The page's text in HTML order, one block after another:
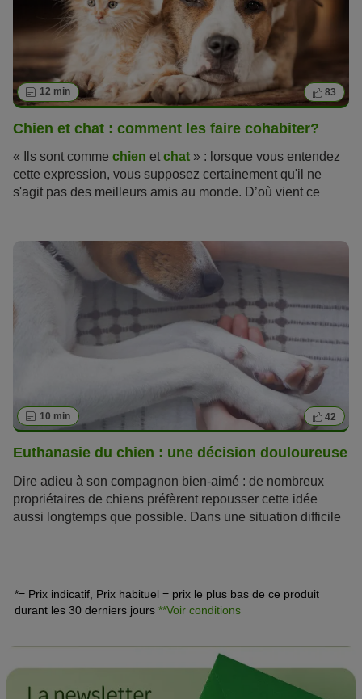
montrer à quel point ils nous aiment, et il est plus facile
que vous ne le pensez de reconnaître ces signes. La
capacité de comprendre le langage de nos chiens bien-
aimés sommeille en chacun de nous.
12 min 83
Chien et chat : comment les faire cohabiter?
« Ils sont comme chien et chat » : lorsque vous entendez
cette expression, vous supposez certainement qu'il ne
s'agit pas des meilleurs amis au monde. D’où vient ce
malentendus ? Est-il possible pour un chien et un chat de
vivre dans la même maison et d'être heureux ainsi ? A
première vue, la cohabitation entre chien et chat
présage rien de facile, mais en suivant les conseils de
votre Magazine zooplus, vos efforts et ceux de vos
compagnons porteront rapidement leurs fruits !
10 min 42
Euthanasie du chien : une décision douloureuse
Dire adieu à son compagnon bien-aimé : de nombreux
propriétaires de chiens préfèrent repousser cette idée
aussi longtemps que possible. Dans une situation difficile
différentes phases de la vie des chiens, vous pouvez
également parcourir notre rubriqueadopter un chien
*= Prix indicatif, Prix habituel = prix le plus bas de ce produit
durant les 30 derniers jours **Voir conditions